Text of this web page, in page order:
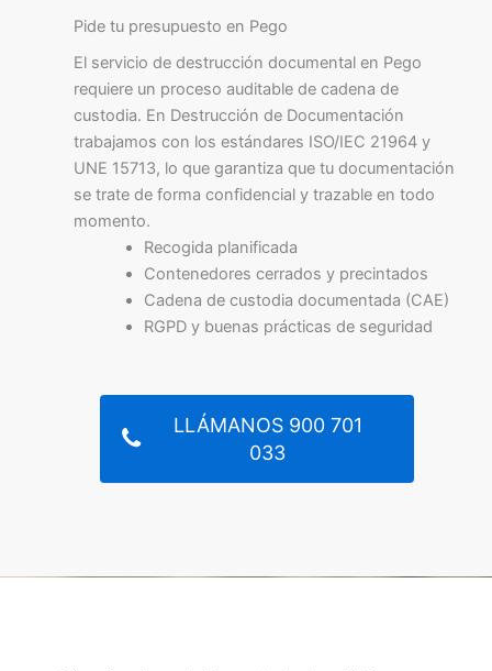
Pide tu presupuesto en Pego
El servicio de destrucción documental en Pego
requiere un proceso auditable de cadena de
custodia. En Destrucción de Documentación
trabajamos con los estándares ISO/IEC 21964 y
UNE 15713, lo que garantiza que tu documentación
se trate de forma confidencial y trazable en todo
momento.
Recogida planificada
Contenedores cerrados y precintados
Cadena de custodia documentada (CAE)
RGPD y buenas prácticas de seguridad
LLÁMANOS 900 701
033